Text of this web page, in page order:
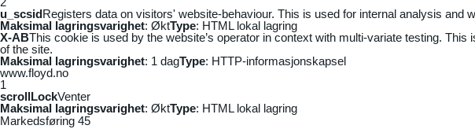
u_scsidRegisters data on visitors' website-behaviour. This is used for internal analysis and
Maksimal lagringsvarighet: ØktType: HTML lokal lagring
X-ABThis cookie is used by the website’s operator in context with multi-variate testing.
of the site.
Maksimal lagringsvarighet: 1 dagType: HTTP-informasjonskapsel
www.floyd.no
1
scrollLockVenter
Maksimal lagringsvarighet: ØktType: HTML lokal lagring
Markedsføring 45